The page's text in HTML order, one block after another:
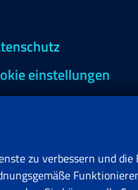
einstellungen
zu verbessern und